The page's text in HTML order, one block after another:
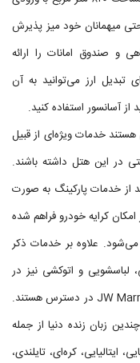
میهمانان خود میز پذیرش
و صندوق امانات را ارائه
ارز می‌توانید به آن
آسانسور استفاده کنید.
هستند خدمات ویژه‌ای از قبیل
در این هتل داشته باشند.
از خدمات پارکینگ به صورت
کرایه خودرو فراهم شده
علاوه بر خدمات ذکر
و اتوکشی نیز در
هتل JW Marriott Marquis City Center Doha Hotel در دسترس هستند.
زبان زنده دنیا از جمله
ایتالیایی، کره‌ای، تایلندی،